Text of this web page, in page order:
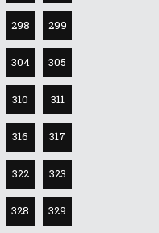
298 299
304 305
310 311
316 317
322 323
328 329